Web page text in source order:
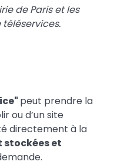
de Paris et les
peut prendre la
ou d’un site
directement à la
stockées et